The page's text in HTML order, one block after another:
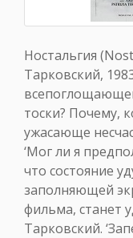
Ностальгия
Тарковский,
тоски? Почему,
ужасающе
‘Мог ли я
что состояние
заполняющей
фильма, станет
Тарковский.